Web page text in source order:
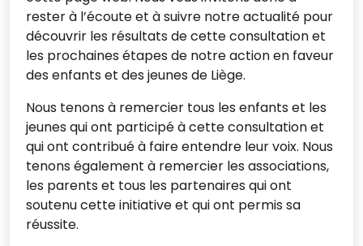
rester à l’écoute et à suivre notre actualité pour
découvrir les résultats de cette consultation et
les prochaines étapes de notre action en faveur
des enfants et des jeunes de Liège.
Nous tenons à remercier tous les enfants et les
jeunes qui ont participé à cette consultation et
qui ont contribué à faire entendre leur voix. Nous
tenons également à remercier les associations,
les parents et tous les partenaires qui ont
soutenu cette initiative et qui ont permis sa
réussite.